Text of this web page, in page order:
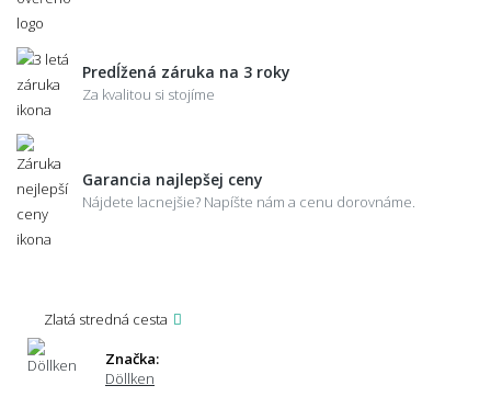
Predĺžená záruka na 3 roky
Za kvalitou si stojíme
Garancia najlepšej ceny
Nájdete lacnejšie? Napíšte nám a cenu dorovnáme.
Zlatá stredná cesta
Značka:
Döllken